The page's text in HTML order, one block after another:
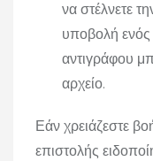
να στέλνετε
υποβολή
αντιγράφου
αρχείο.
Εάν χρειάζεστε
επιστολής